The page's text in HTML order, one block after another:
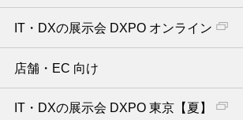
IT・DXの展示会 DXPO オンライン
店舗・EC 向け
IT・DXの展示会 DXPO 東京【夏】